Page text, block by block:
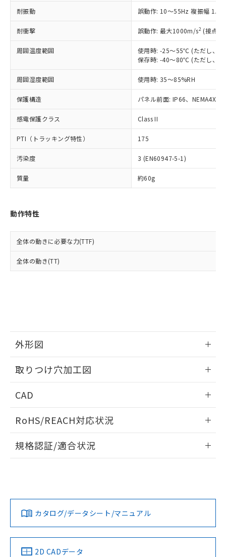
耐振動 誤動作: 10～55Hz 複振幅
耐衝撃 誤動作: 最大1000m/s2 (接点
周囲温度範囲
使用時: -25～55℃ (ただし、氷
保存時: -40～80℃ (ただし、氷
周囲湿度範囲 使用時: 35～85%RH
保護構造 パネル前面: IP66、NEMA4X,
感電保護クラス Class II
PTI（トラッキング特性） 175
汚染度 3 (EN60947-5-1)
質量 約60g
動作特性
全体の動きに必要な力(TTF)
全体の動き(TT)
外形図
取りつけ穴加工図
CAD
ドすることができます。
ログイン/会員登録
ダウンロードデータをご利用いただく前に、以下を必ずお読
みください。
ソフトウェアの使用条件
RoHS/REACH対応状況
EU RoHS 注意事項・凡例
対応済み
中国 RoHS 注意事項・凡例
規格認証/適合状況
LR型式承認
（イギリス
船舶規格）
DNV型式承認
（ノルウェー
BV型式承認
（フランス
KR型式
（韓国
カタログ/データシート/マニュアル
2D CADデータ
記載している更新日時点での社内デー
タに基づき作成されるものであり、閲
覧された時点での実際の在庫および標
準価格とは異なる場合があることをご
正式な納期状況および標準価格はお客
様のお取引先、またはお客様担当のオ
ムロン制御機器販売店・当社販売員に
オムロン制御機器販売店や当社販売拠
販売ネットワーク
」をご確認
ください。
在庫状況および標準価格結果を当社の
事前の承諾なく第三者に漏洩または開
示しないようお願いします。
マイパーツ機能（部品リスト作成サー
ビス）をご利用いただくには、I-Web
メンバーズにご登録されている必要が
および当社の共同利用者が、当社の製
品・サービスに関するお客様との取
をご了承ください。
※当社の共同利用者とは、"個人情報
鉛(Pb) 1000ppm以下、 水銀(Hg) 1000ppm以下、 カド
六価クロム(Cr(Ⅵ)) 1000ppm以下、ポリ臭化ビフェニル
類(PBB) 1000ppm以下、ポリ臭化ジフェニルエーテル類
(PBDE) 1000ppm以下、フタル酸ビス(2-エチルヘキシ
ル) (DEHP)(別名：DOP) 1000ppm以下、フタル酸ブチ
ルベンジル（BBP） 1000ppm以下、フタル酸ジブチル
（DBP） 1000ppm以下、フタル酸ジイソブチル
(DIBP) 1000ppm以下
但し、RoHS指令で産業用監視および制御機器に対する
適用除外項目は除く。
フタル酸エステル類の４物質については閾値を超える意
図的な使用がないことを確認しています。
※2 対応予定月
部品在庫の切り替え状況などにより、予定
月が前後することがあります。
下記の非含有証明書をダウンロードするこ
とができます。
EU RoHS指令（10物質）の非含有証明書
物質の対応では、対応完了までの期間は出
荷製品に未対応品が混在することから備考
既に当社にて対応品への在庫切替を完了
していることから、特段のことがない限
り、2022年1月12日より割愛しておりま
*中国RoHS10物質の基準値 (GB/T26572)：
Pb(鉛) :1000ppm、 Hg(水銀) : 1000ppm、 Cd(カドミウ
Cr(Ⅵ)(六価クロム) : 1000ppm、 PBBs(ポリ臭化ビフェ
ニル類) : 1000ppm、 PBDEs(ポリ臭化ジフェニルエーテ
ル) : 1000ppm、
DEHP(フタル酸ビス(2-エチルヘキシル)) : 1000ppm
※2 環境保護使用期限
「ｅ」：有害物質（10物質）のすべてが基
準値以下であることを示します。
「10」：通常の使用状況下において有害物
質が外部に漏えいし、環境に深刻な影響を
及ぼさない年数を意味します。
（以下｢規制貨物等」という）を輸出
または国外への提供する場合は、日本
国政府の輸出許可(または役務取引許
可)を取得するなどの必要な手続きを
当社は規制貨物を破棄する場合は、完
全に破砕するなど、違法に輸出されな
いよう必要な手段を講じます。
当社は貴社製品を、核兵器、ミサイ
ル、化学兵器、生物兵器またはその他
武器並びにこれらの製造装置等に一切
使用いたしません。
当社は、貴社製品を第三者に販売する
場合は、上記1、2および3の内容を当
該第三者に通知します。また当社は、
販売先および販売に係わる関係者が違
法に輸出するおそれがある場合は、取
り引きをいたしません。
○ 一定数以上の在庫あり
△ 一定数には満たないが在庫あり
在庫なし(最新の在庫状況につ
いては、お客様のお取引先、ま
たはお客様担当のオムロン制御
機器販売店・当社販売員にご確
認ください)
受注生産機種、また在庫状況の
情報を公開していない機種